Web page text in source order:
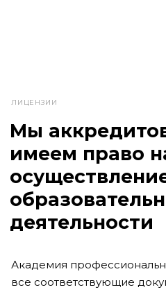
ЛИЦЕНЗИИ
Мы
имеем право
деятельности
Академия
все соответствующие